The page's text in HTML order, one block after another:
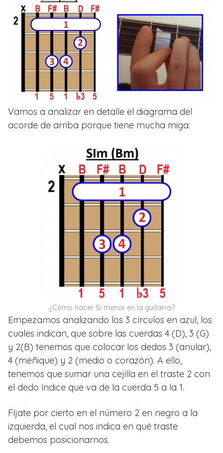
Vamos a analizar en detalle el diagrama del
acorde de arriba porque tiene mucha miga:
¿Cómo hacer Si menor en la guitarra?
Empezamos analizando los 3 círculos en azul, los
cuales indican, que sobre las cuerdas 4 (D), 3 (G)
y 2(B) tenemos que colocar los dedos 3 (anular),
4 (meñique) y 2 (medio o corazón). A ello,
tenemos que sumar una cejilla en el traste 2 con
el dedo índice que va de la cuerda 5 a la 1.
Fíjate por cierto en el número 2 en negro a la
izquierda, el cual nos indica en qué traste
debemos posicionarnos.